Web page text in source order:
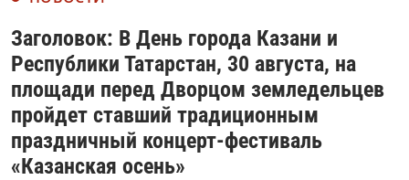
Заголовок: В День города Казани и
Республики Татарстан, 30 августа, на
площади перед Дворцом земледельцев
пройдет ставший традиционным
праздничный концерт-фестиваль
«Казанская осень»